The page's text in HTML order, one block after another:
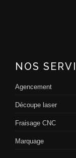
NOS
Agencement
Découpe laser
Fraisage CNC
Marquage